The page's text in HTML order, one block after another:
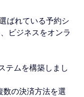
ばれている予約シ
ビジネスをオンラ
テムを構築しまし
数の決済方法を選